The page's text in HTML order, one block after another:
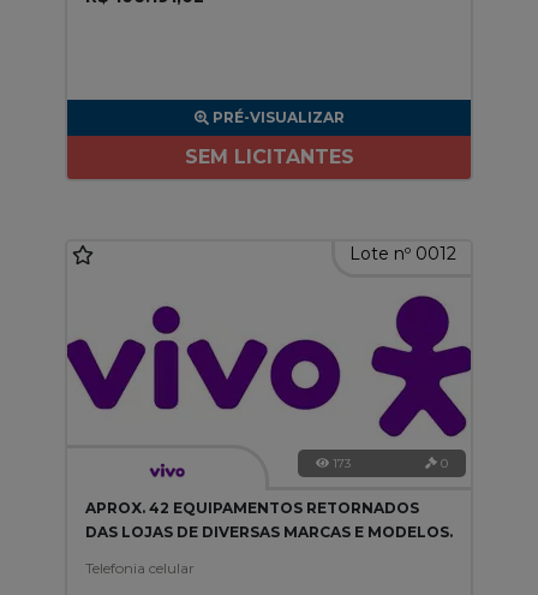
PRÉ-VISUALIZAR
SEM LICITANTES
Lote nº 0012
173 0
APROX. 42 EQUIPAMENTOS RETORNADOS
DAS LOJAS DE DIVERSAS MARCAS E MODELOS.
Telefonia celular